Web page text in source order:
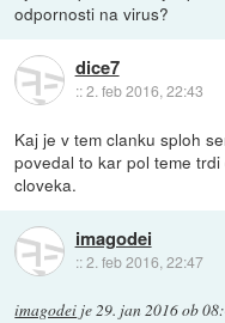
odpornosti na virus?
dice7
::2. feb 2016, 22:43
Kaj je v tem clanku sploh
povedal to kar pol teme
cloveka.
imagodei
::2. feb 2016, 22:47
imagodei je29. jan 2016 ob